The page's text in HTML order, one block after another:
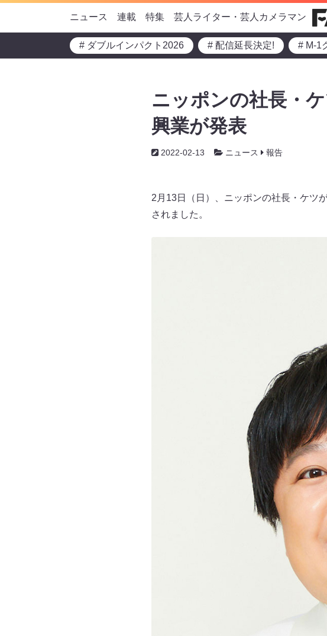
ニュース 連載 特集 芸人ライター・芸人カメラマン
# ダブルインパクト2026 # 配信延長決定! # M-1
ニッポンの社長・
興業が発表
2022-02-13 ニュース 報告
2月13日（日）、ニッポンの社長・ケツ
されました。